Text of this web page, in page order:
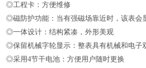
◎工程卡：方便维修
◎磁防护功能：当有强磁场靠近时，该表会
◎一体设计：结构紧凑，外形美观
◎保留机械字轮显示：整表具有机械和电子
◎采用4节干电池：方便用户随时更换